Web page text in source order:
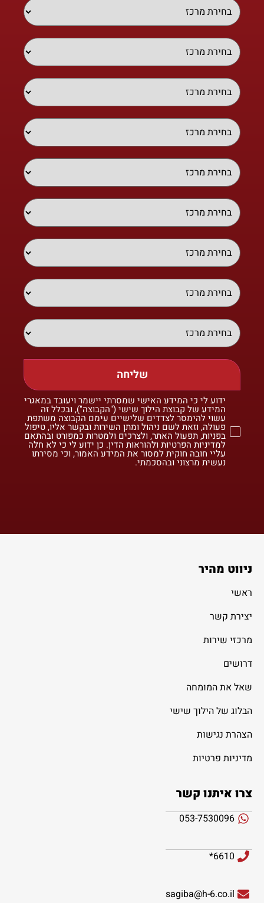
שליחה
ידוע לי כי המידע האישי שמסרתי יישמר ויעובד במאגרי
המידע של קבוצת הילוך שישי ("הקבוצה"), ובכלל זה
עשוי להימסר לצדדים שלישיים עימם הקבוצה משתפת
פעולה, וזאת לשם ניהול ומתן השירות ובקשר אליו, טיפול
בפניות, תפעול האתר, ולצרכים ולמטרות כמפורט ובהתאם
למדיניות הפרטיות ולהוראות הדין. כן ידוע לי כי לא חלה
עליי חובה חוקית למסור את המידע האמור, וכי מסירתו
נעשית מרצוני ובהסכמתי.
ניווט מהיר
ראשי
יצירת קשר
מרכזי שירות
דרושים
שאל את המומחה
הבלוג של הילוך שישי
הצהרת נגישות
מדיניות פרטיות
צרו איתנו קשר
053-7530096
6610*
sagiba@h-6.co.il